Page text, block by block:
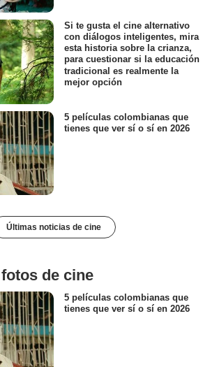
Si te gusta el cine alternativo
con diálogos inteligentes, mira
esta historia sobre la crianza,
para cuestionar si la educación
tradicional es realmente la
mejor opción
5 películas colombianas que
tienes que ver sí o sí en 2026
Últimas noticias de cine
de cine
5 películas colombianas que
tienes que ver sí o sí en 2026